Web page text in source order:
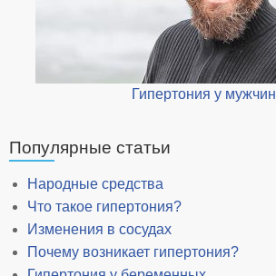
Гипертония у мужчин
Популярные статьи
Народные средства
Что такое гипертония?
Изменения в сосудах
Почему возникает гипертония?